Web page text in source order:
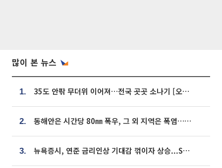
많이 본 뉴스
1. 35도 안팎 무더위 이어져…전국 곳곳 소나기 [오늘 날씨]
2. 동해안은 시간당 80㎜ 폭우, 그 외 지역은 폭염…‘극과 극 날씨’
3. 뉴욕증시, 연준 금리인상 기대감 꺾이자 상승...S&P500 사상 최고치 [종합]